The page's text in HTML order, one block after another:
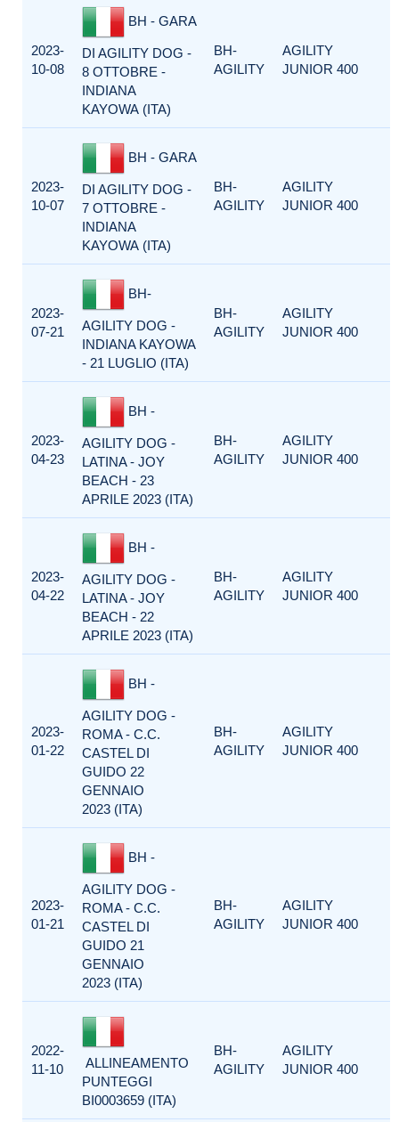
2023-
10-08
BH - GARA
DI AGILITY DOG -
8 OTTOBRE -
INDIANA
KAYOWA (ITA)
BH-
AGILITY
AGILITY
JUNIOR 400
2023-
10-07
BH - GARA
DI AGILITY DOG -
7 OTTOBRE -
INDIANA
KAYOWA (ITA)
BH-
AGILITY
AGILITY
JUNIOR 400
2023-
07-21
BH-
AGILITY DOG -
INDIANA KAYOWA
- 21 LUGLIO (ITA)
BH-
AGILITY
AGILITY
JUNIOR 400
2023-
04-23
BH -
AGILITY DOG -
LATINA - JOY
BEACH - 23
APRILE 2023 (ITA)
BH-
AGILITY
AGILITY
JUNIOR 400
2023-
04-22
BH -
AGILITY DOG -
LATINA - JOY
BEACH - 22
APRILE 2023 (ITA)
BH-
AGILITY
AGILITY
JUNIOR 400
2023-
01-22
BH -
AGILITY DOG -
ROMA - C.C.
CASTEL DI
GUIDO 22
GENNAIO
2023 (ITA)
BH-
AGILITY
AGILITY
JUNIOR 400
2023-
01-21
BH -
AGILITY DOG -
ROMA - C.C.
CASTEL DI
GUIDO 21
GENNAIO
2023 (ITA)
BH-
AGILITY
AGILITY
JUNIOR 400
2022-
11-10
ALLINEAMENTO
PUNTEGGI
BI0003659 (ITA)
BH-
AGILITY
AGILITY
JUNIOR 400